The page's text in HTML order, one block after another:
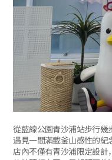
從藍線公園青沙浦站步行幾
遇見一間滿載釜山感性的紀
店內不僅有青沙浦限定設計